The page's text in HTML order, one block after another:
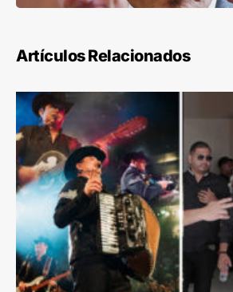
Artículos Relacionados